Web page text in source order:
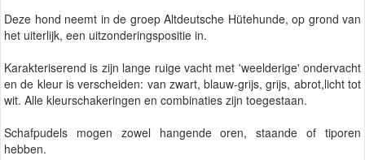
Deze hond neemt in de groep Altdeutsche Hütehunde, op grond van
het uiterlijk, een uitzonderingspositie in.
Karakteriserend is zijn lange ruige vacht met 'weelderige' ondervacht
en de kleur is verscheiden: van zwart, blauw-grijs, grijs, abrot,licht tot
wit. Alle kleurschakeringen en combinaties zijn toegestaan.
Schafpudels mogen zowel hangende oren, staande of tiporen
hebben.